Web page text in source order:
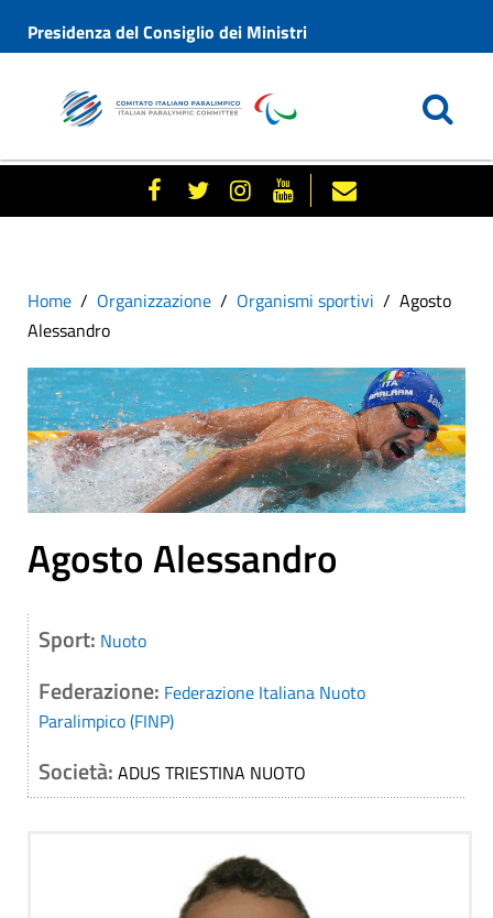
Presidenza del Consiglio dei Ministri
Home Organizzazione Organismi sportivi
Agosto
Alessandro
Agosto Alessandro
Sport: Nuoto
Federazione: Federazione Italiana Nuoto
Paralimpico (FINP)
Società: ADUS TRIESTINA NUOTO